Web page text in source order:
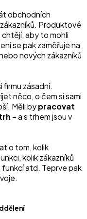
obchodních
Produktové
aby to mohli
se pak zaměřuje na
nových zákazníků
firmu zásadní.
něco, o čem si sami
Měli bypracovat
– a s trhem jsou v
o tom, kolik
kolik zákazníků
atd. Teprve pak